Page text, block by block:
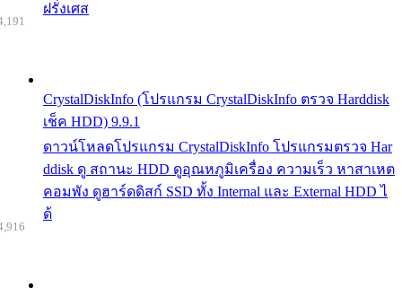
ฝรั่งเศส
CrystalDiskInfo (โปรแกรม CrystalDiskInfo ตรวจ Harddisk
เช็ค HDD) 9.9.1
ดาวน์โหลดโปรแกรม CrystalDiskInfo โปรแกรมตรวจ Har
ddisk ดู สถานะ HDD ดูอุณหภูมิเครื่อง ความเร็ว หาสาเหต
คอมพัง ดูฮาร์ดดิสก์ SSD ทั้ง Internal และ External HDD ไ
ด้